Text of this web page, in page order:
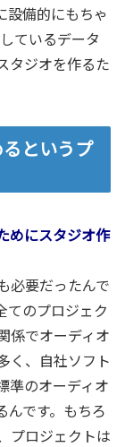
設備的にもちゃ
ているデータ
タジオを作るた
というプ
めにスタジオ作
必要だったんで
てのプロジェク
係でオーディオ
く、自社ソフト
準のオーディオ
んです。もちろ
プロジェクトは